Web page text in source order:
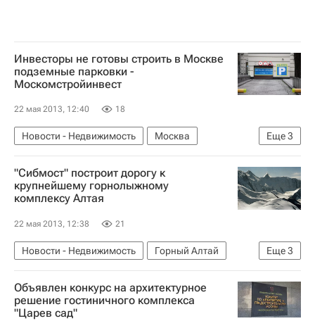
Инвесторы не готовы строить в Москве
подземные парковки -
Москомстройинвест
22 мая 2013, 12:40 18
Еще3
Новости - Недвижимость
Москва
Москомстройинвест
Инфраструктура
Россия
"Сибмост" построит дорогу к
крупнейшему горнолыжному
комплексу Алтая
22 мая 2013, 12:38 21
Еще3
Новости - Недвижимость
Горный Алтай
Сибмост
Инфраструктура Россия
Объявлен конкурс на архитектурное
решение гостиничного комплекса
"Царев сад"